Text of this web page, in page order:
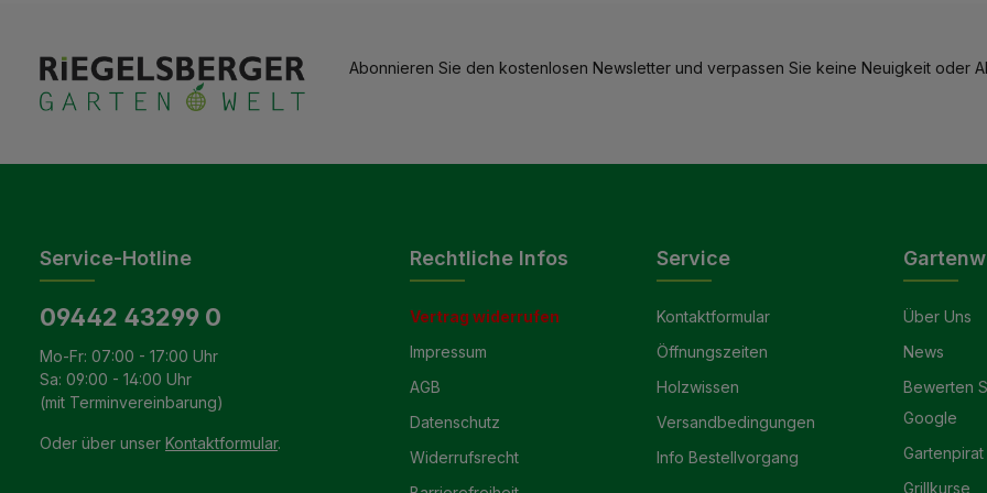
Abonnieren Sie den kostenlosen Newsletter und verpassen Sie keine Neuigkeit oder
Service-Hotline
09442 43299 0
Mo-Fr: 07:00 - 17:00 Uhr
Sa: 09:00 - 14:00 Uhr
(mit Terminvereinbarung)
Oder über unser Kontaktformular.
Rechtliche Infos
Vertrag widerrufen
Impressum
AGB
Datenschutz
Widerrufsrecht
Service
Kontaktformular
Öffnungszeiten
Holzwissen
Versandbedingungen
Info Bestellvorgang
Über Uns
News
Bewerten
Google
Gartenpirat
Grillkurse